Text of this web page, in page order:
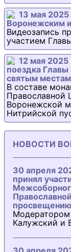
13 мая
Воронежским
Видеозапись
участием
12 мая
поездка
святым
В составе
Православной
Воронежской
Нитрийской
НОВОСТИ
30 апреля
принял
Модератором
Калужский и